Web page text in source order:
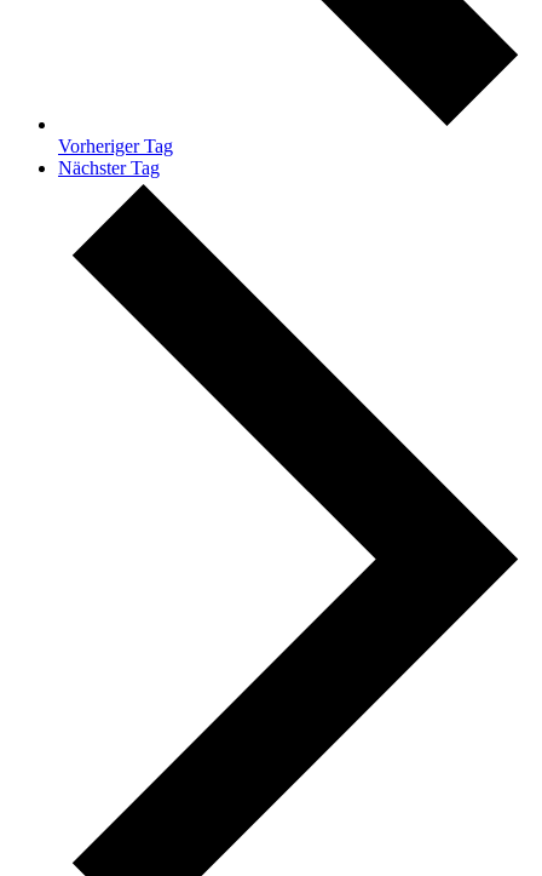
Vorheriger Tag
Nächster Tag